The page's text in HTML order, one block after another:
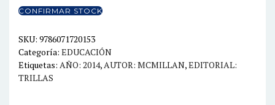
EN
EXAMENES
cantidad
CONFIRMAR STOCK
SKU: 9786071720153
Categoría: EDUCACIÓN
Etiquetas: AÑO: 2014, AUTOR: MCMILLAN,EDITORIAL:
TRILLAS